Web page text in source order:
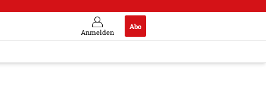
Anmelden
Abo